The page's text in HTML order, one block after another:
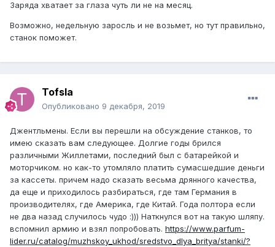
Заряда хватает за глаза чуть ли не на месяц.
Возможно, недельную заросль и не возьмет, но тут правильно,
станок поможет.
Tofsla
Опубликовано 9 декабря, 2019
Джентльмены. Если вы перешли на обсуждение станков, то
имею сказать вам следующее. Долгие годы брился
различными Жиллетами, последний был с батарейкой и
моторчиком. но как-то утомляло платить сумасшедшие деньги
за кассеты. причем надо сказать весьма дрянного качества,
да еще и приходилось разбираться, где там Германия в
производителях, где Америка, где Китай. Года полтора если
не два назад случилось чудо :))) Наткнулся вот на такую шляпу.
вспомнил армию и взял попробовать. https://www.parfum-
lider.ru/catalog/muzhskoy_ukhod/sredstvo_dlya_britya/stanki/?